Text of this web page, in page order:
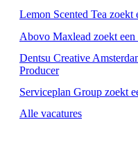
Lemon Scented Tea zoekt
Abovo Maxlead zoekt een
Dentsu Creative
Producer
Serviceplan Group zoekt
Alle vacatures